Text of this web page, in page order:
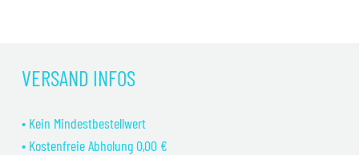
VERSAND INFOS
• Kein Mindestbestellwert
• Kostenfreie Abholung 0,00 €